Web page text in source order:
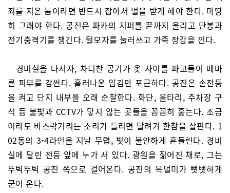
죄를 지은 놈이라면 반드시 잡아서 벌을 받게 해야 한다. 마땅
히 그래야 한다. 공진은 파카의 지퍼를 끝까지 올리고 단봉과
전기충격기를 챙긴다. 털모자를 눌러쓰고 가죽 장갑을 낀다.
경비실을 나서자, 차디찬 공기가 옷 사이를 파고들어 메마
른 피부를 감싼다. 흘러나온 입김만 포근하다. 공진은 손전등
을 켜고 단지 내부를 오래 순찰한다. 화단, 울타리, 주차장 구
석 등 불빛과 CCTV가 닿지 않는 곳들을 꼼꼼히 훑는다. 조금
이라도 바스락거리는 소리가 들리면 달려가 한참을 살핀다. 1
02동의 3-4라인을 지날 무렵, 빛이 불안하게 흔들린다. 경비
실에 달린 전등 앞에 누가 서 있다. 광원을 짊어진 채로, 그는
뚜벅뚜벅 공진 쪽으로 걸어온다. 공진의 목덜미가 뻣뻣하게
굳어 온다.